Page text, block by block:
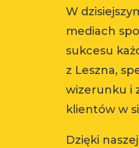
W
mediach
sukcesu
z Leszna,
wizerunku i
klientów w
Dzięki